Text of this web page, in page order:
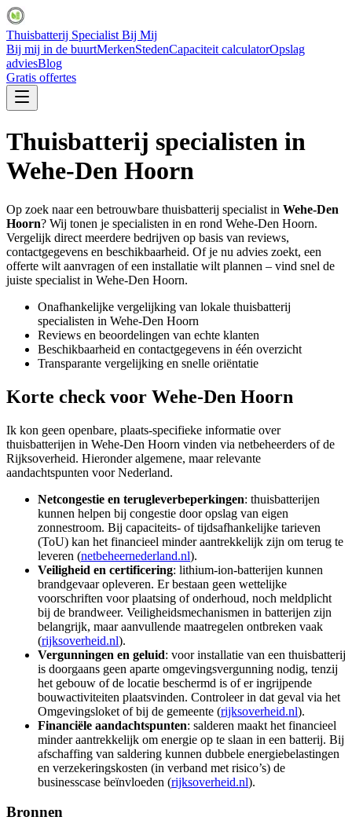
Thuisbatterij Specialist Bij Mij
Bij mij in de buurtMerkenStedenCapaciteit calculatorOpslag
adviesBlog
Gratis offertes
Thuisbatterij specialisten in
Wehe-Den Hoorn
Op zoek naar een betrouwbare thuisbatterij specialist in Wehe-Den
Hoorn? Wij tonen je specialisten in en rond Wehe-Den Hoorn.
Vergelijk direct meerdere bedrijven op basis van reviews,
contactgegevens en beschikbaarheid. Of je nu advies zoekt, een
offerte wilt aanvragen of een installatie wilt plannen – vind snel de
juiste specialist in Wehe-Den Hoorn.
Onafhankelijke vergelijking van lokale thuisbatterij
specialisten in Wehe-Den Hoorn
Reviews en beoordelingen van echte klanten
Beschikbaarheid en contactgegevens in één overzicht
Transparante vergelijking en snelle oriëntatie
Korte check voor Wehe-Den Hoorn
Ik kon geen openbare, plaats‑specifieke informatie over
thuisbatterijen in Wehe‑Den Hoorn vinden via netbeheerders of de
Rijksoverheid. Hieronder algemene, maar relevante
aandachtspunten voor Nederland.
Netcongestie en terugleverbeperkingen: thuisbatterijen
kunnen helpen bij congestie door opslag van eigen
zonnestroom. Bij capaciteits- of tijdsafhankelijke tarieven
(ToU) kan het financieel minder aantrekkelijk zijn om terug te
leveren (netbeheernederland.nl).
Veiligheid en certificering: lithium-ion‑batterijen kunnen
brandgevaar opleveren. Er bestaan geen wettelijke
voorschriften voor plaatsing of onderhoud, noch meldplicht
bij de brandweer. Veiligheidsmechanismen in batterijen zijn
belangrijk, maar aanvullende maatregelen ontbreken vaak
(rijksoverheid.nl).
Vergunningen en geluid: voor installatie van een thuisbatterij
is doorgaans geen aparte omgevingsvergunning nodig, tenzij
het gebouw of de locatie beschermd is of er ingrijpende
bouwactiviteiten plaatsvinden. Controleer in dat geval via het
Omgevingsloket of bij de gemeente (rijksoverheid.nl).
Financiële aandachtspunten: salderen maakt het financieel
minder aantrekkelijk om energie op te slaan in een batterij. Bij
afschaffing van saldering kunnen dubbele energiebelastingen
en verzekeringskosten (in verband met risico’s) de
businesscase beïnvloeden (rijksoverheid.nl).
Bronnen